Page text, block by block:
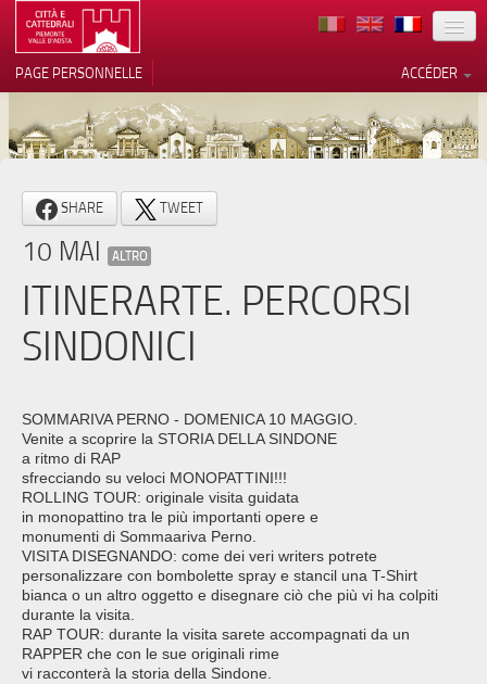
TERRITOIRE
ARCHITECTURE
MUSÉES
ITINÉRAIRES
EVÉNEMENTS
CONTACTS
PRESS
ACCÉDER
PAGE PERSONNELLE
SHARE TWEET
10 MAI ALTRO
ITINERARTE. PERCORSI
SINDONICI
SOMMARIVA PERNO - DOMENICA 10 MAGGIO.
Venite a scoprire la STORIA DELLA SINDONE
a ritmo di RAP
sfrecciando su veloci MONOPATTINI!!!
ROLLING TOUR: originale visita guidata
in monopattino tra le più importanti opere e
monumenti di Sommaariva Perno.
VISITA DISEGNANDO: come dei veri writers potrete
personalizzare con bombolette spray e stancil una T-Shirt
bianca o un altro oggetto e disegnare ciò che più vi ha colpiti
durante la visita.
RAP TOUR: durante la visita sarete accompagnati da un
RAPPER che con le sue originali rime
vi racconterà la storia della Sindone.
Notification lors de la collecte
Vos choix en matière de
confidentialité